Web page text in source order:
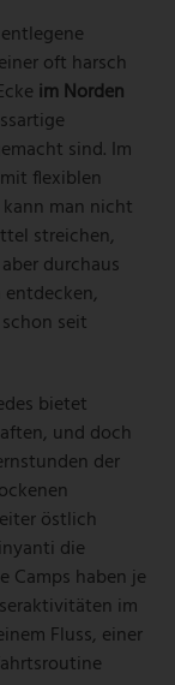
oft harsch
im Norden
sind. Im
flexiblen
man nicht
streichen,
durchaus
seit
bietet
und doch
der
östlich
die
Camps haben je
im
Fluss, einer